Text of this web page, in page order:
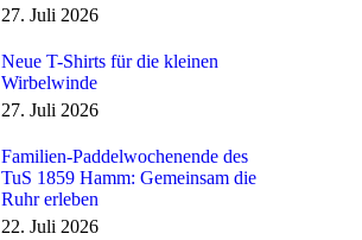
27. Juli 2026
Neue T-Shirts für die kleinen
Wirbelwinde
27. Juli 2026
Familien-Paddelwochenende des
TuS 1859 Hamm: Gemeinsam die
Ruhr erleben
22. Juli 2026